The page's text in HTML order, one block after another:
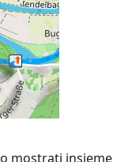
mostrati insieme